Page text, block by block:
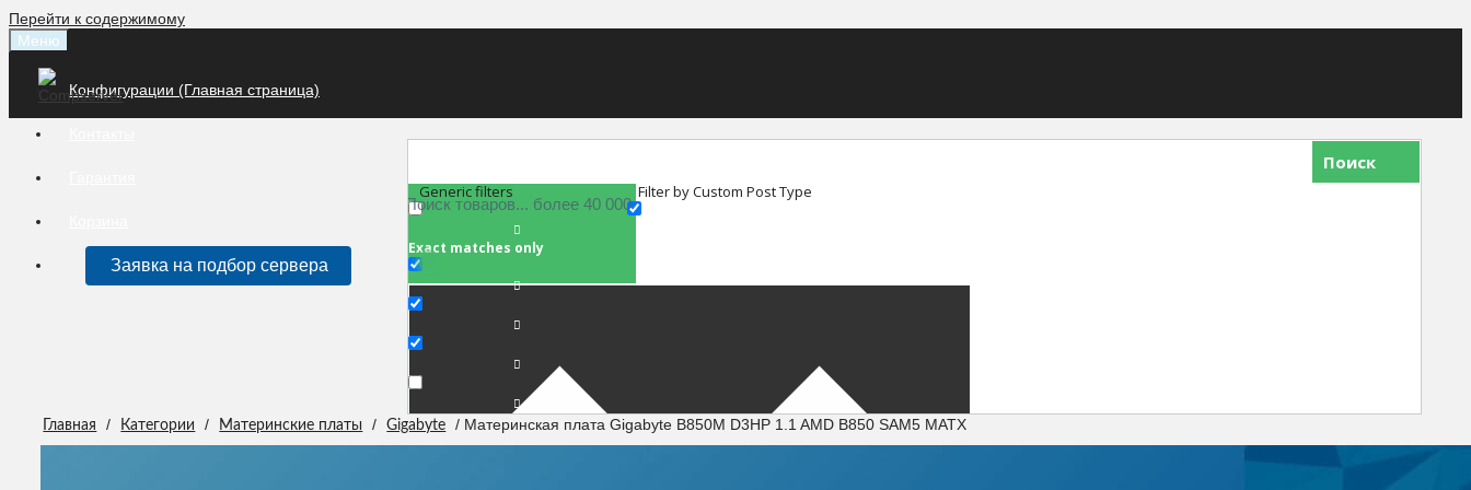
Перейти к содержимому
Меню
Конфигурации (Главная страница)
Заявка на подбор сервера
Поиск
Generic filters
Exact matches only
Filter by Custom Post Type
Главная / Категории / Материнские платы / Gigabyte / Материнская плата Gigabyte B850M D3HP 1.1 AMD B850 SAM5 MATX